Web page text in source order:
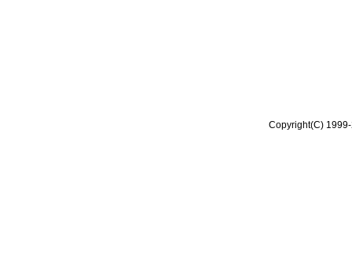
Copyright(C)